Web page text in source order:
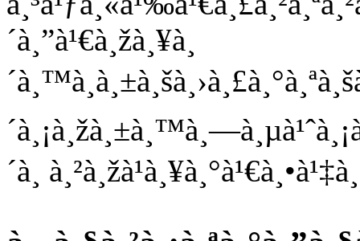
´à¸”à¹€à¸žà¸¥à¸
´à¸